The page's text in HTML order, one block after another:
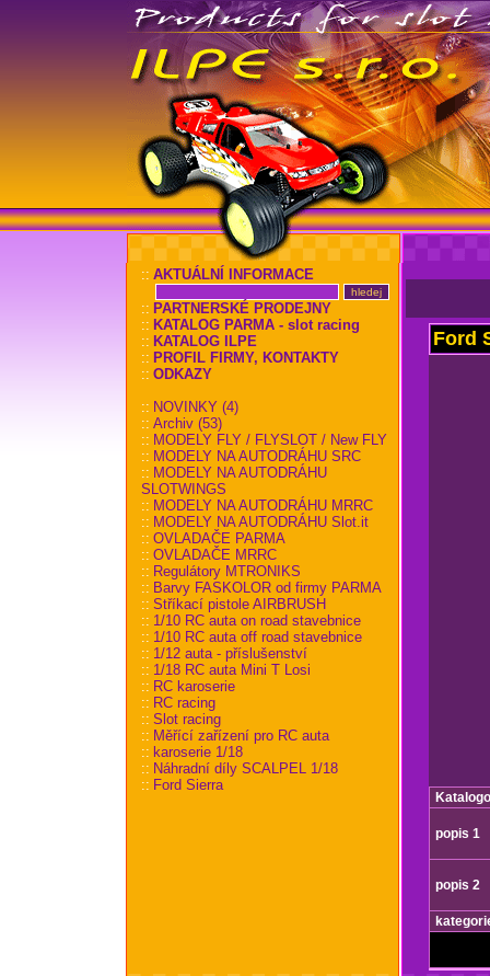
:: AKTUÁLNÍ INFORMACE
:: PARTNERSKÉ PRODEJNY
:: KATALOG PARMA - slot racing
:: KATALOG ILPE
:: PROFIL FIRMY, KONTAKTY
:: ODKAZY
:: NOVINKY (4)
:: Archiv (53)
:: MODELY FLY / FLYSLOT / New FLY
:: MODELY NA AUTODRÁHU SRC
:: MODELY NA AUTODRÁHU
SLOTWINGS
:: MODELY NA AUTODRÁHU MRRC
:: MODELY NA AUTODRÁHU Slot.it
:: OVLADAČE PARMA
:: OVLADAČE MRRC
:: Regulátory MTRONIKS
:: Barvy FASKOLOR od firmy PARMA
:: Stříkací pistole AIRBRUSH
:: 1/10 RC auta on road stavebnice
:: 1/10 RC auta off road stavebnice
:: 1/12 auta - příslušenství
:: 1/18 RC auta Mini T Losi
:: RC karoserie
:: RC racing
:: Slot racing
:: Měřící zařízení pro RC auta
:: karoserie 1/18
:: Náhradní díly SCALPEL 1/18
:: Ford Sierra
Ford
popis 1
popis 2